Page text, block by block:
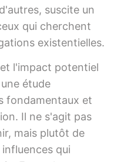
suscite un
qui cherchent
existentielles.
l'impact potentiel
étude
fondamentaux et
Il ne s'agit pas
mais plutôt de
qui